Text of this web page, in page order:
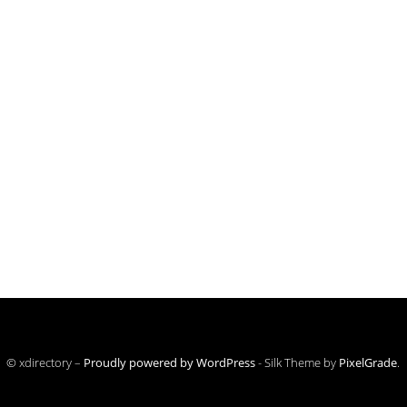
© xdirectory – Proudly powered by WordPress-Silk Theme by PixelGrade.